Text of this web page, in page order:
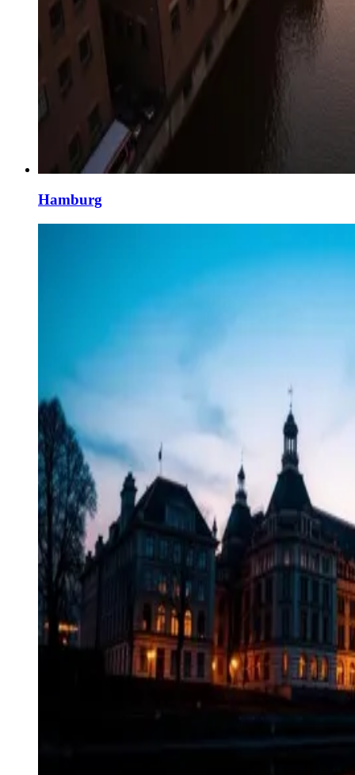
Hamburg